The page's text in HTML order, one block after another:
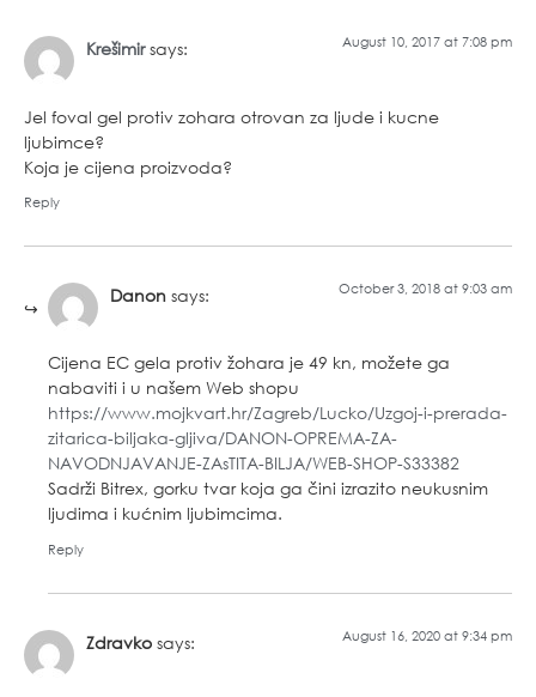
Krešimir says: August 10, 2017 at 7:08 pm
Jel foval gel protiv zohara otrovan za ljude i kucne
ljubimce?
Koja je cijena proizvoda?
Reply
Danon says: October 3, 2018 at 9:03 am
Cijena EC gela protiv žohara je 49 kn, možete ga
nabaviti i u našem Web shopu
https://www.mojkvart.hr/Zagreb/Lucko/Uzgoj-i-prerada-
zitarica-biljaka-gljiva/DANON-OPREMA-ZA-
NAVODNJAVANJE-ZAsTITA-BILJA/WEB-SHOP-S33382
Sadrži Bitrex, gorku tvar koja ga čini izrazito neukusnim
ljudima i kućnim ljubimcima.
Reply
Zdravko says: August 16, 2020 at 9:34 pm